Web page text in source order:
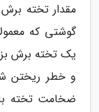
مقدار تخته برش
گوشتی که
یک تخته برش
و خطر ریختن
ضخامت تخته